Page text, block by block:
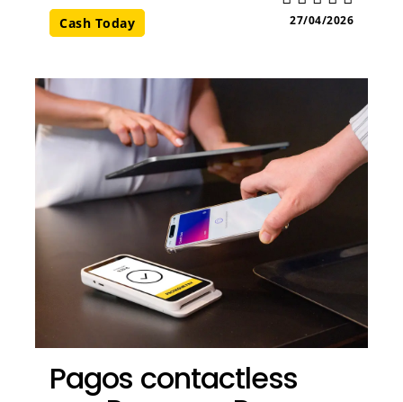
Cash Today 27/04/2026
Pagos contactless